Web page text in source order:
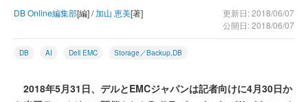
DB Online編集部[編] /加山 恵美[著]
更新日: 2018/06/07
公開日: 2018/06/07
DB AI Dell EMC Storage／Backup,DB
2018年5月31日、デルとEMCジャパンは記者向けに4月30日か